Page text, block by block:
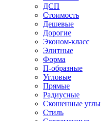
ДСП
Стоимость
Дешевые
Дорогие
Эконом-класс
Элитные
Форма
П-образные
Угловые
Прямые
Радиусные
Скошенные углы
Стиль